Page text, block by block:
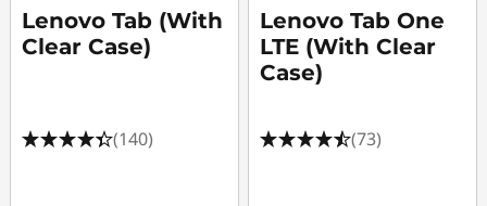
ต
Lenovo Tab (With
Clear Case)
(140)
Lenovo Tab One
LTE (With Clear
Case)
(73)